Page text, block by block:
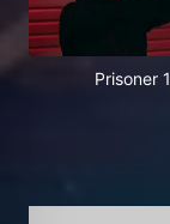
Prisoner